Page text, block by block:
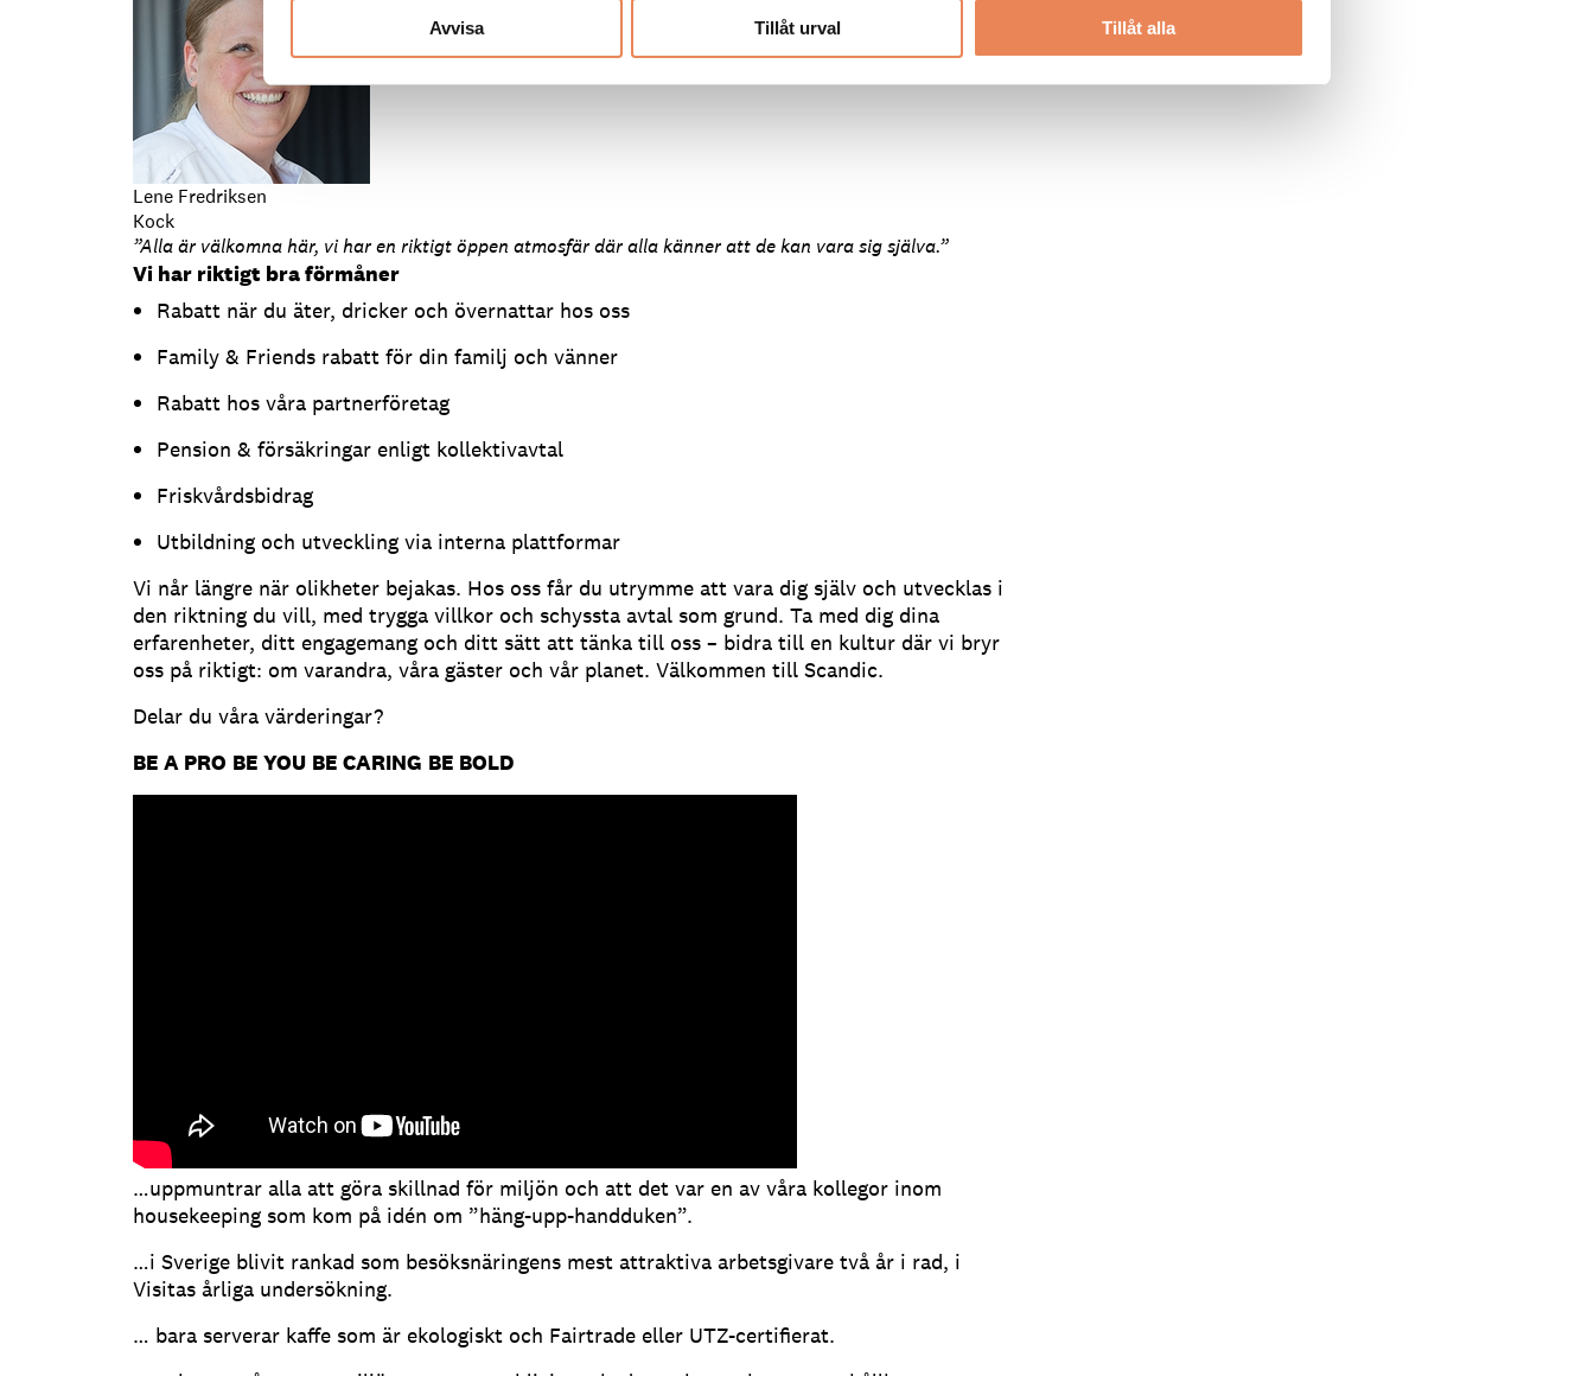
Avvisa Tillåt urval Tillåt alla
Lene Fredriksen
Kock
”Alla är välkomna här, vi har en riktigt öppen atmosfär där alla känner att de kan vara sig själva.”
Vi har riktigt bra förmåner
Rabatt när du äter, dricker och övernattar hos oss
Family & Friends rabatt för din familj och vänner
Rabatt hos våra partnerföretag
Pension & försäkringar enligt kollektivavtal
Friskvårdsbidrag
Utbildning och utveckling via interna plattformar
Vi når längre när olikheter bejakas. Hos oss får du utrymme att vara dig själv och utvecklas i
den riktning du vill, med trygga villkor och schyssta avtal som grund. Ta med dig dina
erfarenheter, ditt engagemang och ditt sätt att tänka till oss – bidra till en kultur där vi bryr
oss på riktigt: om varandra, våra gäster och vår planet. Välkommen till Scandic.
Delar du våra värderingar?
BE A PRO BE YOU BE CARING BE BOLD
…uppmuntrar alla att göra skillnad för miljön och att det var en av våra kollegor inom
housekeeping som kom på idén om ”häng-upp-handduken”.
…i Sverige blivit rankad som besöksnäringens mest attraktiva arbetsgivare två år i rad, i
Visitas årliga undersökning.
… bara serverar kaffe som är ekologiskt och Fairtrade eller UTZ-certifierat.